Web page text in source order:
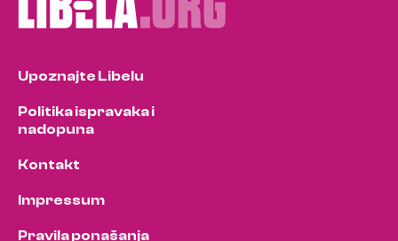
Upoznajte Libelu
Politika ispravaka i
nadopuna
Kontakt
Impressum
Pravila ponašanja